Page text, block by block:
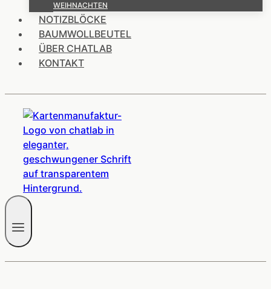
WEIHNACHTEN
NOTIZBLÖCKE
BAUMWOLLBEUTEL
ÜBER CHATLAB
KONTAKT